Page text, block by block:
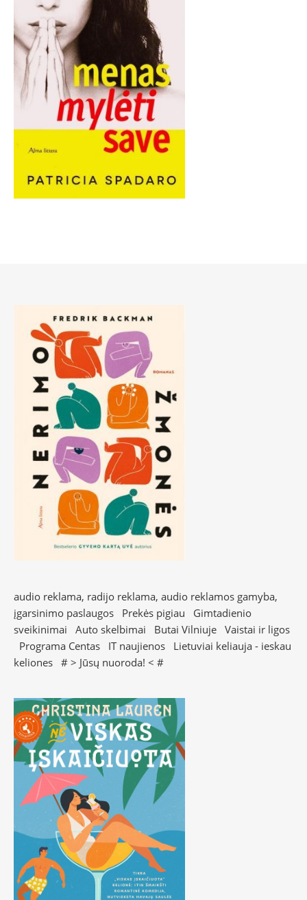
audio reklama, radijo reklama, audio reklamos gamyba,
įgarsinimo paslaugos
Prekės pigiau
Gimtadienio
sveikinimai
Auto skelbimai Butai Vilniuje Vaistai ir ligos
Programa Centas
IT naujienos
Lietuviai keliauja - ieskau
keliones # > Jūsų nuoroda! < #